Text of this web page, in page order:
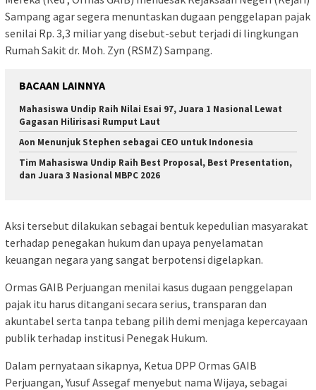
Sampang agar segera menuntaskan dugaan penggelapan pajak
senilai Rp. 3,3 miliar yang disebut-sebut terjadi di lingkungan
Rumah Sakit dr. Moh. Zyn (RSMZ) Sampang.
BACAAN LAINNYA
Mahasiswa Undip Raih Nilai Esai 97, Juara 1 Nasional Lewat
Gagasan Hilirisasi Rumput Laut
Aon Menunjuk Stephen sebagai CEO untuk Indonesia
Tim Mahasiswa Undip Raih Best Proposal, Best Presentation,
dan Juara 3 Nasional MBPC 2026
Aksi tersebut dilakukan sebagai bentuk kepedulian masyarakat
terhadap penegakan hukum dan upaya penyelamatan
keuangan negara yang sangat berpotensi digelapkan.
Ormas GAIB Perjuangan menilai kasus dugaan penggelapan
pajak itu harus ditangani secara serius, transparan dan
akuntabel serta tanpa tebang pilih demi menjaga kepercayaan
publik terhadap institusi Penegak Hukum.
Dalam pernyataan sikapnya, Ketua DPP Ormas GAIB
Perjuangan, Yusuf Assegaf menyebut nama Wijaya, sebagai